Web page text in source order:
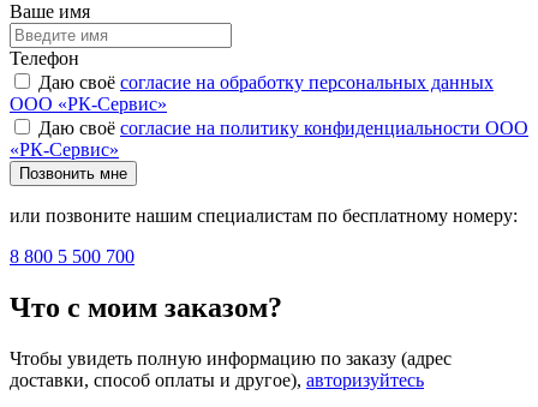
Ваше имя
Телефон
Даю своё согласие на обработку персональных данных
ООО «РК-Сервис»
Даю своё согласие на политику конфиденциальности ООО
«РК-Сервис»
Позвонить мне
или позвоните нашим специалистам по бесплатному номеру:
8 800 5 500 700
Что с моим заказом?
Чтобы увидеть полную информацию по заказу (адрес
доставки, способ оплаты и другое), авторизуйтесь